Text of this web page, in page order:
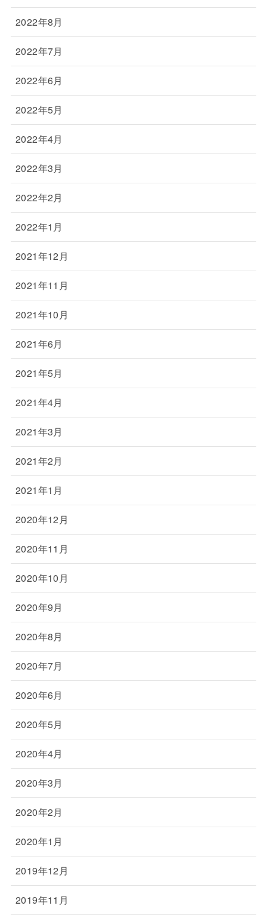
2022年8月
2022年7月
2022年6月
2022年5月
2022年4月
2022年3月
2022年2月
2022年1月
2021年12月
2021年11月
2021年10月
2021年6月
2021年5月
2021年4月
2021年3月
2021年2月
2021年1月
2020年12月
2020年11月
2020年10月
2020年9月
2020年8月
2020年7月
2020年6月
2020年5月
2020年4月
2020年3月
2020年2月
2020年1月
2019年12月
2019年11月